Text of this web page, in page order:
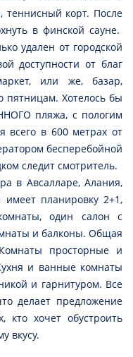
теннисный корт. После
в финской сауне.
удален от городской
доступности от благ
или же, базар,
пятницам. Хотелось бы
пляжа, с пологим
всего в 600 метрах от
бесперебойной
следит смотритель.
в Авсалларе, Алания,
планировку 2+1,
один салон с
и балконы. Общая
просторные и
и ванные комнаты
и гарнитуром. Все
делает предложение
кто хочет обустроить
вкусу.